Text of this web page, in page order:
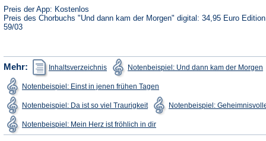
Preis der App: Kostenlos
Preis des Chorbuchs "Und dann kam der Morgen" digital: 34,95 Euro
59/03
Mehr: Inhaltsverzeichnis
(Öffnet
in
einem
neuen
Notenbeispiel: Und dann kam der Morgen
Notenbeispiel: Einst in jenen frühen Tagenin
einem
neuen
Tab)
Notenbeispiel: Da ist so viel Traurigkeit
(Öffnet
in
einem
neuen
Tab)
Notenbeispiel:
Notenbeispiel: Mein Herz ist fröhlich in dirin
einem